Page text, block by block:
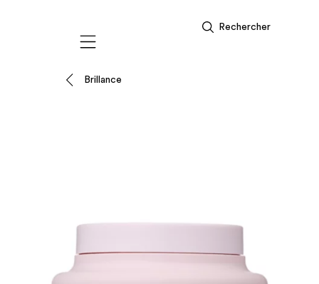
Mobile navigation
Rechercher
Brillance